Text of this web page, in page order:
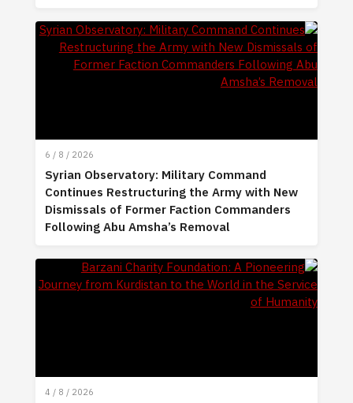
6 / 8 / 2026
Syrian Observatory: Military Command
Continues Restructuring the Army with New
Dismissals of Former Faction Commanders
Following Abu Amsha’s Removal
4 / 8 / 2026